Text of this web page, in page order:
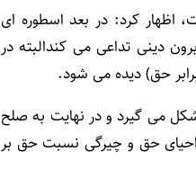
اظهار کرد: در بعد اسطوره ای
دینی تداعی می کندالبته در
حق) دیده می شود.
می گیرد و در نهایت به صلح
احیای حق و چیرگی نسبت حق بر